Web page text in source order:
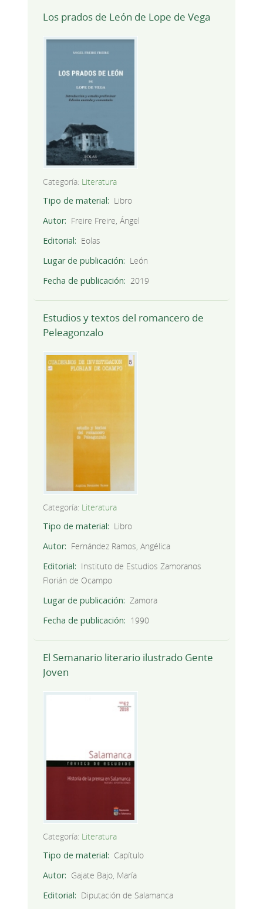
Los prados de León de Lope de Vega
Categoría: Literatura
Tipo de material
Libro
Autor
Freire Freire, Ángel
Editorial
Eolas
Lugar de publicación
León
Fecha de publicación
2019
Estudios y textos del romancero de
Peleagonzalo
Categoría: Literatura
Tipo de material
Libro
Autor
Fernández Ramos, Angélica
Editorial
Instituto de Estudios Zamoranos
Florián de Ocampo
Lugar de publicación
Zamora
Fecha de publicación
1990
El Semanario literario ilustrado Gente
Joven
Categoría: Literatura
Tipo de material
Capítulo
Autor
Gajate Bajo, María
Editorial
Diputación de Salamanca